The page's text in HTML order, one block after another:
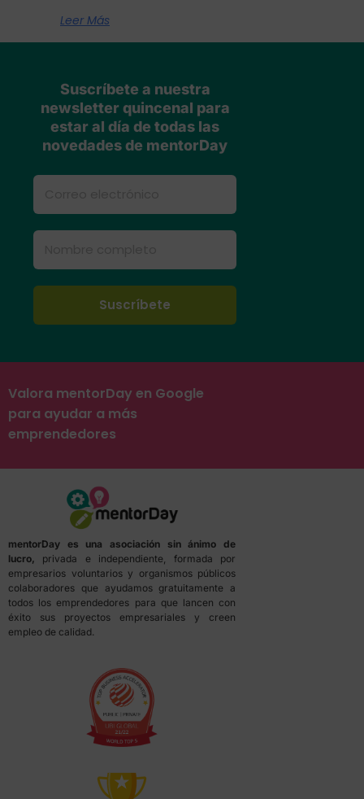
Leer Más
Suscríbete a nuestra
newsletter quincenal para
estar al día de todas las
novedades de mentorDay
Valora mentorDay en Google
para ayudar a más
emprendedores
mentorDay es una asociación sin ánimo de
lucro, privada e independiente, formada por
empresarios voluntarios y organismos públicos
colaboradores que ayudamos gratuitamente a
todos los emprendedores para que lancen con
éxito sus proyectos empresariales y creen
empleo de calidad.